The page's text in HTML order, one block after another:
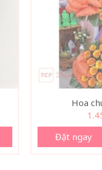
Hoa
Đặt ngay